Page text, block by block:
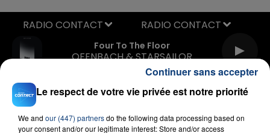
Four To The Floor
OFENBACH & STARSAILOR
RADIO CONTACT
Le respect de votre vie privée est notre priorité
We and our (447) partnersdo the following data processing based on
your consent and/or our legitimate interest: Store and/or access
Continuer sans accepter